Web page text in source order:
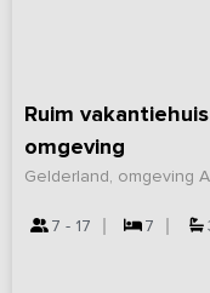
Ruim
omgeving
Gelderland, omgeving
7 - 17 7